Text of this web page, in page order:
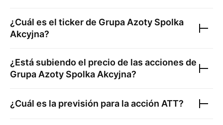
¿Cuál es el ticker de Grupa Azoty Spolka
Akcyjna?
¿Está subiendo el precio de las acciones de
Grupa Azoty Spolka Akcyjna?
¿Cuál es la previsión para la acción ATT?